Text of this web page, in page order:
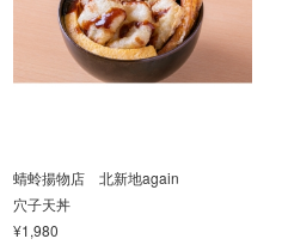
蜻蛉揚物店 北新地again
穴子天丼
¥1,980